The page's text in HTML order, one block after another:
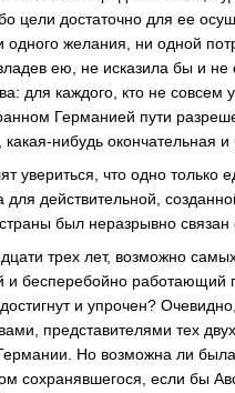
цели достаточно для ее
желания, ни одной
ею, не исказила бы и не
для каждого, кто не совсем
Германией пути
нибудь окончательная
увериться, что одно
для действительной,
был неразрывно
трех лет, возможно
и бесперебойно работающий
и упрочен?
представителями тех
Но возможна ли
сохранявшегося, если бы